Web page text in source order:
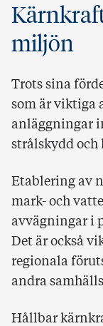
miljön
Trots sina
som är viktiga
anläggningar
strålskydd
Etablering av
mark- och
avvägningar i
Det är också
regionala
andra
Hållbar